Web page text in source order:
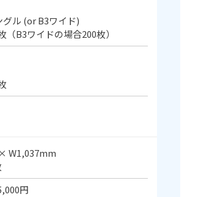
ル (or B3ワイド)
（B3ワイドの場合200枚）
W1,037mm
円